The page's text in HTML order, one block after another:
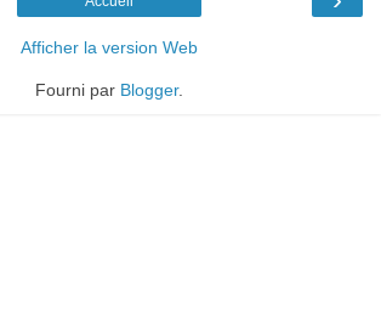
Afficher la version Web
Fourni par Blogger.